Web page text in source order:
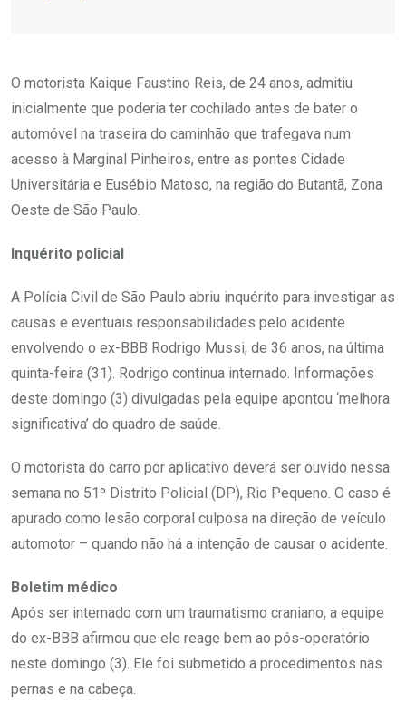
O motorista Kaique Faustino Reis, de 24 anos, admitiu
inicialmente que poderia ter cochilado antes de bater o
automóvel na traseira do caminhão que trafegava num
acesso à Marginal Pinheiros, entre as pontes Cidade
Universitária e Eusébio Matoso, na região do Butantã, Zona
Oeste de São Paulo.
Inquérito policial
A Polícia Civil de São Paulo abriu inquérito para investigar as
causas e eventuais responsabilidades pelo acidente
envolvendo o ex-BBB Rodrigo Mussi, de 36 anos, na última
quinta-feira (31). Rodrigo continua internado. Informações
deste domingo (3) divulgadas pela equipe apontou ‘melhora
significativa’ do quadro de saúde.
O motorista do carro por aplicativo deverá ser ouvido nessa
semana no 51º Distrito Policial (DP), Rio Pequeno. O caso é
apurado como lesão corporal culposa na direção de veículo
automotor – quando não há a intenção de causar o acidente.
Boletim médico
Após ser internado com um traumatismo craniano, a equipe
do ex-BBB afirmou que ele reage bem ao pós-operatório
neste domingo (3). Ele foi submetido a procedimentos nas
pernas e na cabeça.